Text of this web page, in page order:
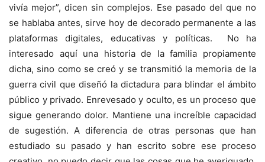
vivía mejor”, dicen sin complejos. Ese pasado del que no
se hablaba antes, sirve hoy de decorado permanente a las
plataformas digitales, educativas y políticas. No ha
interesado aquí una historia de la familia propiamente
dicha, sino como se creó y se transmitió la memoria de la
guerra civil que diseñó la dictadura para blindar el ámbito
público y privado. Enrevesado y oculto, es un proceso que
sigue generando dolor. Mantiene una increíble capacidad
de sugestión. A diferencia de otras personas que han
estudiado su pasado y han escrito sobre ese proceso